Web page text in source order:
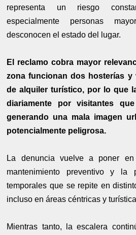
representa un riesgo
especialmente personas
desconocen el estado del lugar.
El reclamo cobra mayor
zona funcionan dos hosterías y
de alquiler turístico, por lo que
diariamente por visitantes
generando una mala imagen
potencialmente peligrosa.
La denuncia vuelve a poner
mantenimiento preventivo y la
temporales que se repite en
incluso en áreas céntricas y
Mientras tanto, la escalera